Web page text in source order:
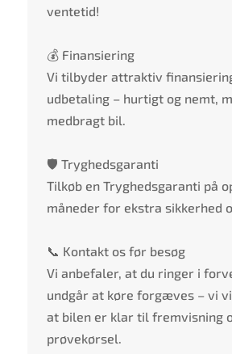
ventetid!
💰 Finansiering
Vi tilbyder attraktiv
udbetaling – hurtigt og nemt,
medbragt bil.
🛡️ Tryghedsgaranti
Tilkøb en Tryghedsgaranti på
måneder for ekstra sikkerhed
📞 Kontakt os før besøg
Vi anbefaler, at du ringer i
undgår at køre forgæves – vi
at bilen er klar til fremvisning
prøvekørsel.